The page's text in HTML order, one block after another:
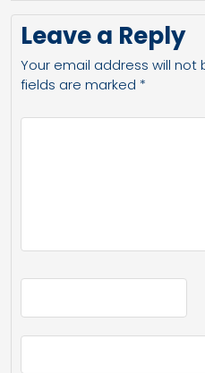
Leave a Reply
Your email address will not
fields are marked *